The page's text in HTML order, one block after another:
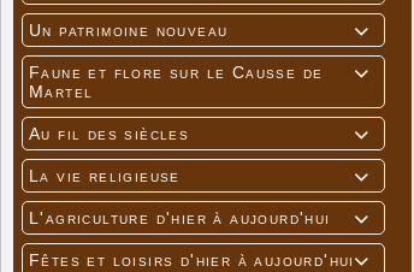

Un patrimoine nouveau

Faune et flore sur le Causse de
Martel

Au fil des siècles

La vie religieuse

L'agriculture d'hier à aujourd'hui

Fêtes et loisirs d'hier à aujourd'hui